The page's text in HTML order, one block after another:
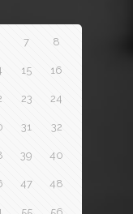
7 8
15 16
23 24
31 32
39 40
47 48